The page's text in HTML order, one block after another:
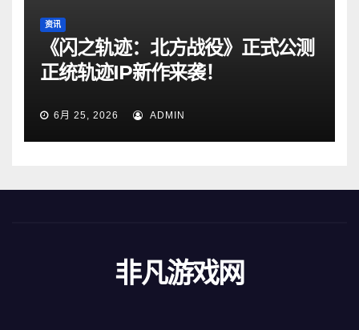
资讯
《闪之轨迹：北方战役》正式公测
正统轨迹IP新作来袭！
6月 25, 2026 ADMIN
非凡游戏网